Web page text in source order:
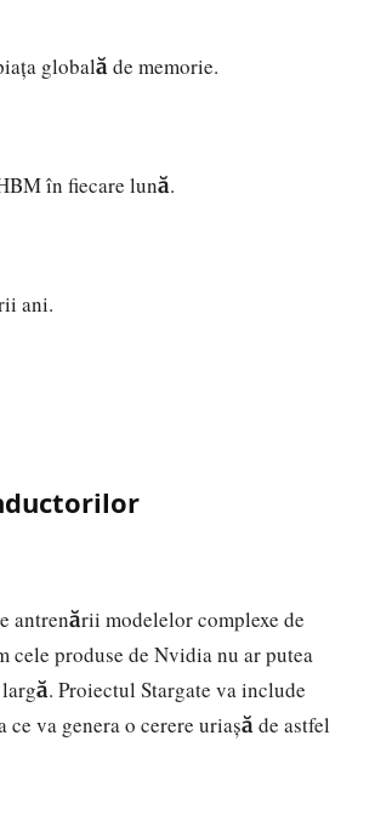
globală de memorie.
în fiecare lună.
ani.
antrenării modelelor complexe de
produse de Nvidia nu ar putea
Proiectul Stargate va include
va genera o cerere uriașă de astfel